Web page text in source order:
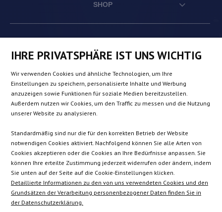
SHOP
BE
CZ
DK
ES
IE
SK
IHRE PRIVATSPHÄRE IST UNS WICHTIG
Wir verwenden Cookies und ähnliche Technologien, um Ihre
Einstellungen zu speichern, personalisierte Inhalte und Werbung
anzuzeigen sowie Funktionen für soziale Medien bereitzustellen.
Außerdem nutzen wir Cookies, um den Traffic zu messen und die Nutzung
unserer Website zu analysieren.
Standardmäßig sind nur die für den korrekten Betrieb der Website
notwendigen Cookies aktiviert. Nachfolgend können Sie alle Arten von
Cookies akzeptieren oder die Cookies an Ihre Bedürfnisse anpassen. Sie
können Ihre erteilte Zustimmung jederzeit widerrufen oder ändern, indem
Sie unten auf der Seite auf die Cookie-Einstellungen klicken.
Detaillierte Informationen zu den von uns verwendeten Cookies und den
Grundsätzen der Verarbeitung personenbezogener Daten finden Sie in
der Datenschutzerklärung.